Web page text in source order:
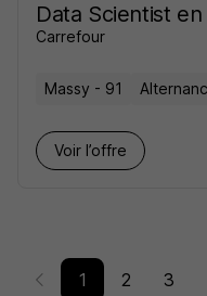
Data Scientist
Carrefour
Massy - 91
Voir l’offre
1 2 3